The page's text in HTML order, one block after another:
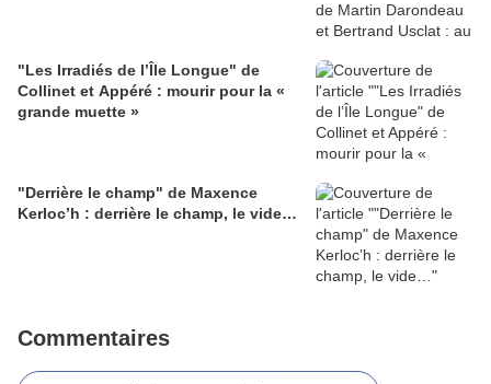
"Les Irradiés de l’Île Longue" de
Collinet et Appéré : mourir pour la «
grande muette »
"Derrière le champ" de Maxence
Kerloc’h : derrière le champ, le vide…
Commentaires